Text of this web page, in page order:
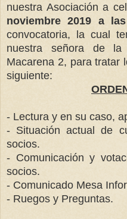
nuestra Asociación a
noviembre 2019 a
convocatoria, la cual
nuestra señora de
Macarena 2, para tratar
siguiente:
- Lectura y en su caso,
- Situación actual de
socios.
- Comunicación y
socios.
- Comunicado Mesa
- Ruegos y Preguntas.